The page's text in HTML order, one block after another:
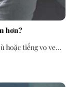
hơn?
hoặc tiếng vo ve...